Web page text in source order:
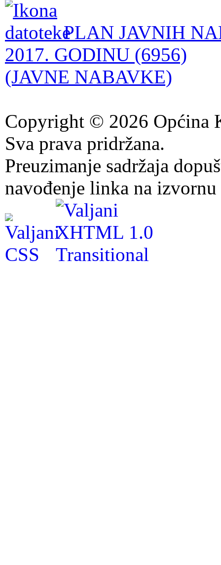
PLAN JAVNIH
2017. GODINU (6956)
(JAVNE NABAVKE)
Copyright © 2026 Općina
Sva prava pridržana.
Preuzimanje sadržaja
navođenje linka na izvornu